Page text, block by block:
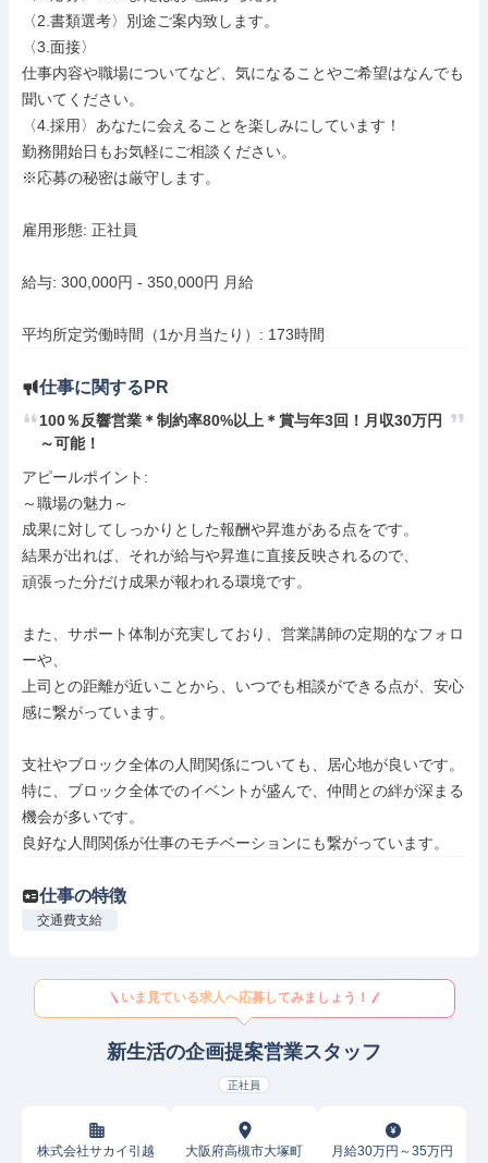
〈2.書類選考〉別途ご案内致します。
〈3.面接〉
仕事内容や職場についてなど、気になることやご希望はなんでも
聞いてください。
〈4.採用〉あなたに会えることを楽しみにしています！
勤務開始日もお気軽にご相談ください。
※応募の秘密は厳守します。
雇用形態: 正社員
給与: 300,000円 - 350,000円 月給
平均所定労働時間（1か月当たり）: 173時間
仕事に関するPR
100％反響営業＊制約率80%以上＊賞与年3回！月収30万円
～可能！
アピールポイント:
～職場の魅力～
成果に対してしっかりとした報酬や昇進がある点をです。
結果が出れば、それが給与や昇進に直接反映されるので、
頑張った分だけ成果が報われる環境です。
また、サポート体制が充実しており、営業講師の定期的なフォロ
ーや、
上司との距離が近いことから、いつでも相談ができる点が、安心
感に繋がっています。
支社やブロック全体の人間関係についても、居心地が良いです。
特に、ブロック全体でのイベントが盛んで、仲間との絆が深まる
機会が多いです。
良好な人間関係が仕事のモチベーションにも繋がっています。
仕事の特徴
交通費支給
いま見ている求人へ応募してみましょう！
新生活の企画提案営業スタッフ
正社員
株式会社サカイ引越 大阪府高槻市大塚町 月給30万円～35万円